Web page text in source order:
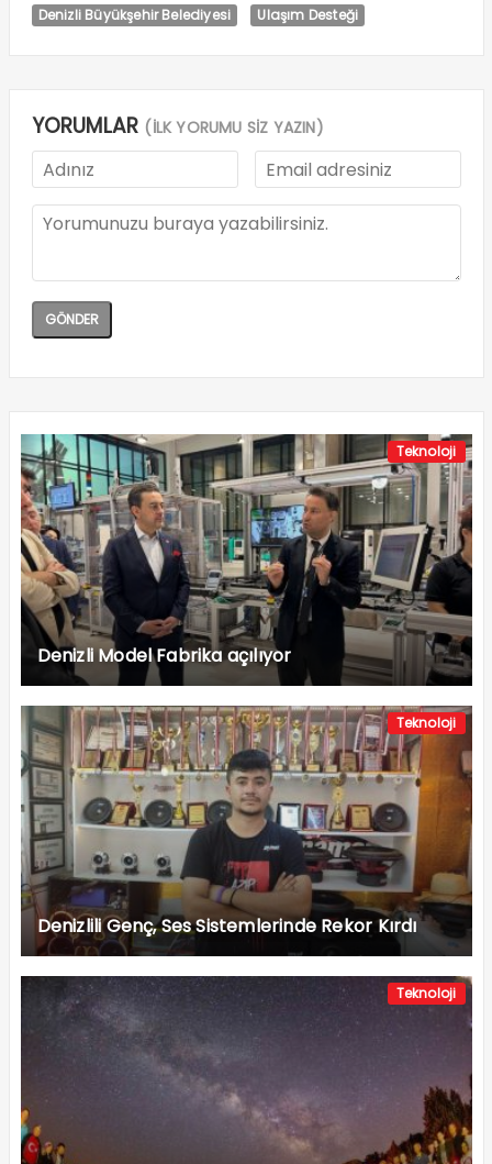
Denizli Büyükşehir Belediyesi Ulaşım Desteği
YORUMLAR (İLK YORUMU SİZ YAZIN)
Teknoloji
Denizli Model Fabrika açılıyor
Teknoloji
Denizlili Genç, Ses Sistemlerinde Rekor Kırdı
Teknoloji